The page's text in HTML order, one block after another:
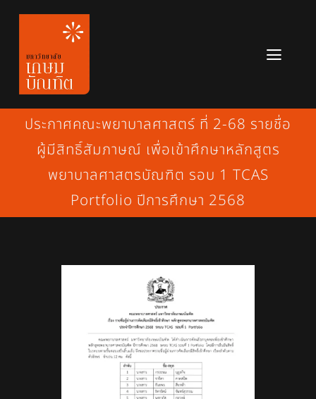
Skip
content
หลักสูตร
ข่าวสาร
เกี่ยวกับมหาวิทยาลัย
ติดต่อเรา
ประกาศคณะพยาบาลศาสตร์ ที่ 2-68 รายชื่อ
ผู้มีสิทธิ์สัมภาษณ์ เพื่อเข้าศึกษาหลักสูตร
พยาบาลศาสตรบัณฑิต รอบ 1 TCAS
Portfolio ปีการศึกษา 2568